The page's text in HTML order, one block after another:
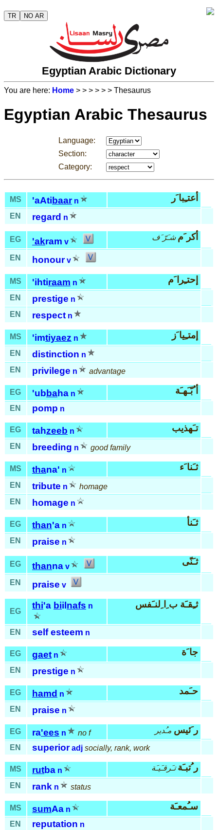
TR NO AR
Egyptian Arabic Dictionary
You are here: Home > > > > > > Thesaurus
Egyptian Arabic Thesaurus
Language:
Section:
Category:
MS 'aAtibaar n أعتـِبا َر
EN regard n
EG 'akram v أكر َم شـَرّ َف
EN honour v
MS 'ihtiraam n إحتـِرا َم
EN prestige n
EN
respect n
MS 'imtiyaez n إمتـِيا َز
EN distinction n
EN
privilege n advantage
EG 'ubbaha n أ ُبّـَهـَة
EN pomp n
EG tahzeeb n تـَهذيب
EN breeding n good family
MS thana' n ثـَنا َء
EN tribute n
homage
EN
homage n
EG than'a n ثـَنأ
EN praise n
EG thanna v ثـَنّى
EN praise v
EG
thi'a biil nafs n ثـِقـَة ب ِا ِلنـَفس
EN self esteem n
EG gaet n جا َة
EN prestige n
EG hamd n حـَمد
EN praise n
EG ra'ees n no f ر َئيس مـُدير
EN superior adj socially, rank, work
MS rutba n ر ُتبـَة تـَرقـَيـَة
EN rank n status
MS sumAa n سـُمعـَة
EN reputation n